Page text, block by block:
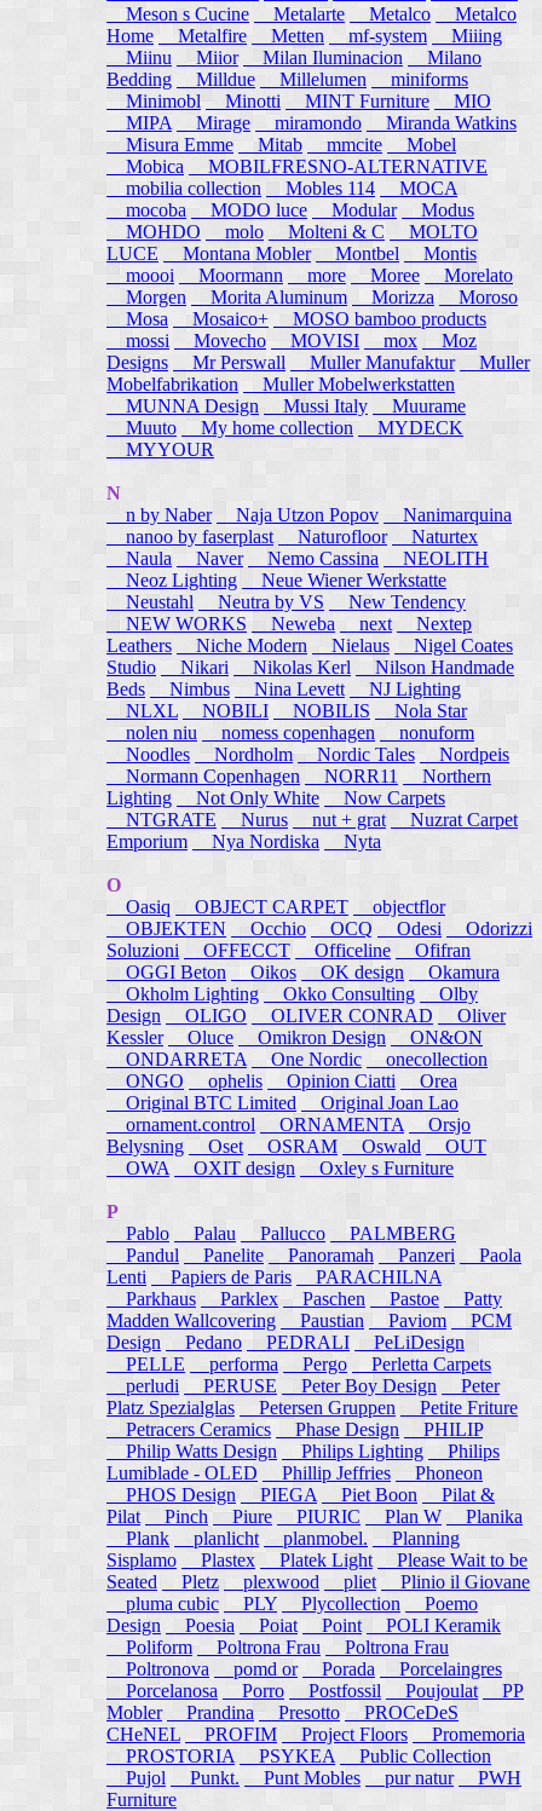
Meson s Cucine
Metalarte Metalco
Metalco
Home Metalfire Metten mf-system
Miiing
Miinu
Miior Milan Iluminacion
Milano
Bedding
Milldue Millelumen
miniforms
Minimobl Minotti MINT Furniture
MIO
MIPA
Mirage miramondo
Miranda Watkins
Misura Emme
Mitab mmcite
Mobel
Mobica
MOBILFRESNO-ALTERNATIVE
mobilia collection
Mobles 114
MOCA
mocoba
MODO luce Modular
Modus
MOHDO
molo Molteni & C
MOLTO
LUCE
Montana Mobler Montbel
Montis
moooi
Moormann more Moree
Morelato
Morgen
Morita Aluminum Morizza
Moroso
Mosa
Mosaico+
MOSO bamboo products
mossi
Movecho MOVISI mox
Moz
Designs
Mr Perswall Muller Manufaktur
Muller
Mobelfabrikation
Muller Mobelwerkstatten
MUNNA Design
Mussi Italy
Muurame
Muuto My home collection
MYDECK
MYYOUR
N
n by Naber
Naja Utzon Popov
Nanimarquina
nanoo by faserplast
Naturofloor
Naturtex
Naula
Naver Nemo Cassina
NEOLITH
Neoz Lighting
Neue Wiener Werkstatte
Neustahl
Neutra by VS
New Tendency
NEW WORKS
Neweba next
Nextep
Leathers
Niche Modern Nielaus
Nigel Coates
Studio
Nikari Nikolas Kerl
Nilson Handmade
Beds
Nimbus Nina Levett
NJ Lighting
NLXL
NOBILI NOBILIS
Nola Star
nolen niu
nomess copenhagen
nonuform
Noodles
Nordholm Nordic Tales
Nordpeis
Normann Copenhagen
NORR11
Northern
Lighting
Not Only White
Now Carpets
NTGRATE
Nurus nut + grat
Nuzrat Carpet
Emporium
Nya Nordiska Nyta
O
Oasiq
OBJECT CARPET
objectflor
OBJEKTEN
Occhio OCQ Odesi
Odorizzi
Soluzioni
OFFECCT Officeline
Ofifran
OGGI Beton
Oikos OK design
Okamura
Okholm Lighting
Okko Consulting
Olby
Design
OLIGO OLIVER CONRAD
Oliver
Kessler
Oluce Omikron Design
ON&ON
ONDARRETA
One Nordic
onecollection
ONGO
ophelis Opinion Ciatti
Orea
Original BTC Limited
Original Joan Lao
ornament.control
ORNAMENTA
Orsjo
Belysning
Oset OSRAM Oswald
OUT
OWA
OXIT design Oxley s Furniture
P
Pablo
Palau Pallucco
PALMBERG
Pandul
Panelite Panoramah Panzeri
Paola
Lenti
Papiers de Paris
PARACHILNA
Parkhaus
Parklex Paschen Pastoe
Patty
Madden Wallcovering
Paustian Paviom
PCM
Design
Pedano PEDRALI
PeLiDesign
PELLE
performa Pergo
Perletta Carpets
perludi
PERUSE Peter Boy Design
Peter
Platz Spezialglas
Petersen Gruppen
Petite Friture
Petracers Ceramics
Phase Design
PHILIP
Philip Watts Design
Philips Lighting
Philips
Lumiblade - OLED
Phillip Jeffries
Phoneon
PHOS Design
PIEGA Piet Boon
Pilat &
Pilat
Pinch Piure PIURIC Plan W
Planika
Plank
planlicht planmobel. Planning
Sisplamo
Plastex Platek Light
Please Wait to be
Seated
Pletz plexwood pliet
Plinio il Giovane
pluma cubic
PLY Plycollection
Poemo
Design
Poesia Poiat Point
POLI Keramik
Poliform
Poltrona Frau
Poltrona Frau
Poltronova
pomd or Porada
Porcelaingres
Porcelanosa
Porro Postfossil Poujoulat
PP
Mobler
Prandina Presotto
PROCeDeS
CHeNEL
PROFIM Project Floors
Promemoria
PROSTORIA
PSYKEA
Public Collection
Pujol
Punkt. Punt Mobles pur natur
PWH
Furniture